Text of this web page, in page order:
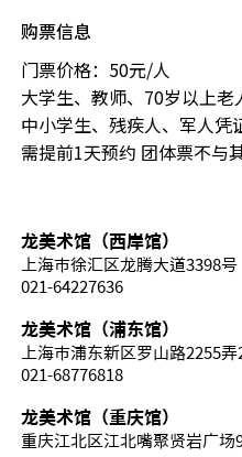
购票信息
门票价格：50元/人
大学生、教师、70岁以上老
中小学生、残疾人、军人凭
需提前1天预约 团体票不与
龙美术馆（西岸馆）
上海市徐汇区龙腾大道3398号
021-64227636
龙美术馆（浦东馆）
上海市浦东新区罗山路2255弄
021-68776818
龙美术馆（重庆馆）
重庆江北区江北嘴聚贤岩广场